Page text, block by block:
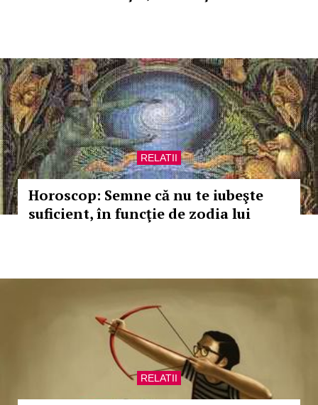
RELATII
Horoscop: Semne că nu te iubeşte
suficient, în funcţie de zodia lui
RELATII